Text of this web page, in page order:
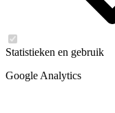
Statistieken en gebruik
Google Analytics